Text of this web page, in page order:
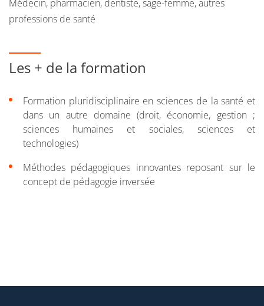
des épreuves du 2e groupe : constituées de deux
Tout candidat peut présenter deux fois sa candidature
(médecine, pharmacie, maïeutique, odontologie), sous
réserve d’avoir validé au moins 60 crédits ECTS
supplémentaires lors de sa seconde candidature. Le
nombre de candidatures s’entend quel que soit le nombre
de formations pour lesquelles le candidat a déposé un
dossier (médecine, pharmacie, maïeutique, odontologie).
Médecin, pharmacien, dentiste, sage-femme, autres
professions de santé
Les + de la formation
Formation pluridisciplinaire en sciences de la santé et
dans un autre domaine (droit, économie, gestion ;
sciences humaines et sociales, sciences et
technologies)
Méthodes pédagogiques innovantes reposant sur le
concept de pédagogie inversée